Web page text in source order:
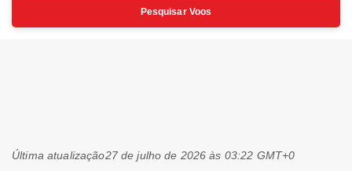
Pesquisar Voos
Última atualização27 de julho de 2026 às 03:22 GMT+0